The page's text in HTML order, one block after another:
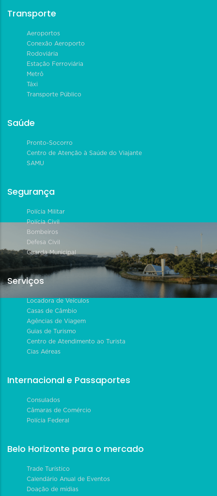
Transporte
Aeroportos
Conexão Aeroporto
Rodoviária
Estação Ferroviária
Metrô
Táxi
Transporte Público
Saúde
Pronto-Socorro
Centro de Atenção à Saúde do Viajante
SAMU
Segurança
Polícia Militar
Polícia Civil
Bombeiros
Defesa Civil
Guarda Municipal
Serviços
Locadora de Veículos
Casas de Câmbio
Agências de Viagem
Guias de Turismo
Centro de Atendimento ao Turista
Cias Aéreas
Internacional e Passaportes
Consulados
Câmaras de Comércio
Polícia Federal
Belo Horizonte para o mercado
Trade Turístico
Calendário Anual de Eventos
Doação de mídias